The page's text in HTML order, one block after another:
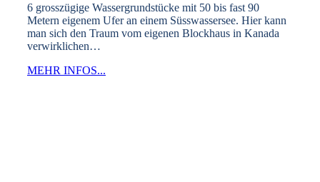
6 grosszügige Wassergrundstücke mit 50 bis fast 90
Metern eigenem Ufer an einem Süsswassersee. Hier kann
man sich den Traum vom eigenen Blockhaus in Kanada
verwirklichen…
MEHR INFOS...